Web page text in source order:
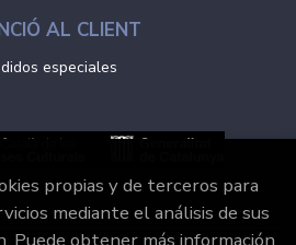
AL CLIENT
especiales
propias y de terceros para
mediante el análisis de sus